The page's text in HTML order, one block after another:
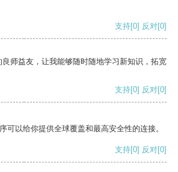
支持[0] 反对[0]
师益友，让我能够随时随地学习新知识，拓宽
支持[0] 反对[0]
可以给你提供全球覆盖和最高安全性的连接。
支持[0] 反对[0]